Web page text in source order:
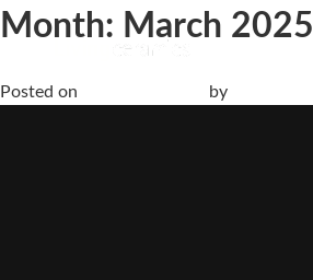
Month: March 2025
Posted on
by